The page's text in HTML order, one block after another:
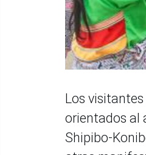
Los
orientados al
Shipibo-